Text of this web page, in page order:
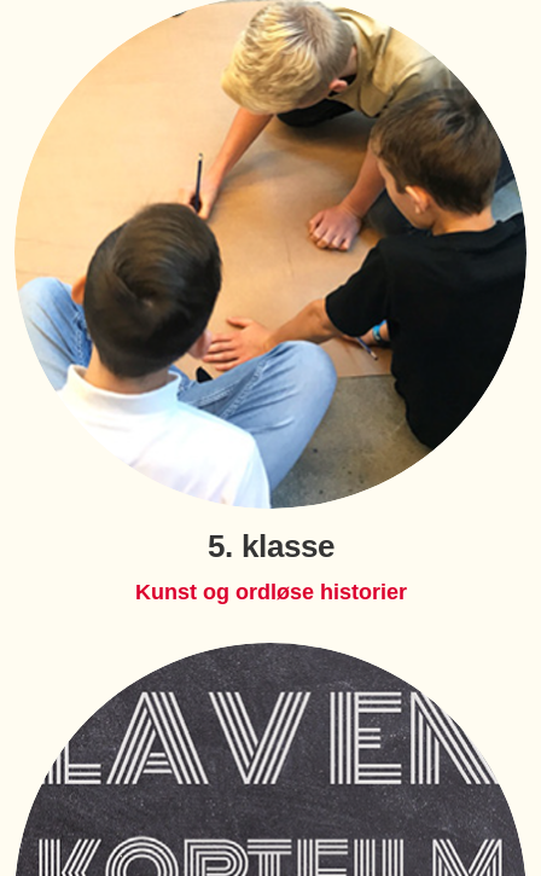
5. klasse
Kunst og ordløse historier